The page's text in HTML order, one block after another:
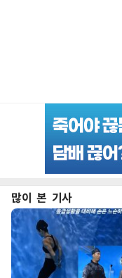
많이 본 기사